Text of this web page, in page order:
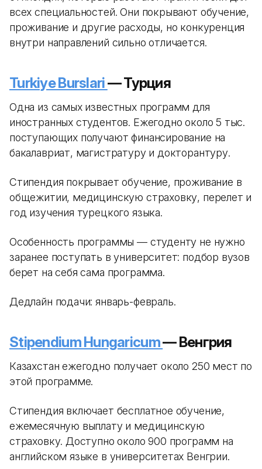
всех специальностей. Они покрывают обучение,
проживание и другие расходы, но конкуренция
внутри направлений сильно отличается.
Turkiye Burslari— Турция
Одна из самых известных программ для
иностранных студентов. Ежегодно около 5 тыс.
поступающих получают финансирование на
бакалавриат, магистратуру и докторантуру.
Стипендия покрывает обучение, проживание в
общежитии, медицинскую страховку, перелет и
год изучения турецкого языка.
Особенность программы — студенту не нужно
заранее поступать в университет: подбор вузов
берет на себя сама программа.
Дедлайн подачи: январь-февраль.
Stipendium Hungaricum— Венгрия
Казахстан ежегодно получает около 250 мест по
этой программе.
Стипендия включает бесплатное обучение,
ежемесячную выплату и медицинскую
страховку. Доступно около 900 программ на
английском языке в университетах Венгрии.